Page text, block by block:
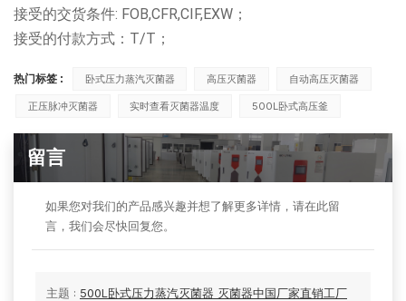
接受的交货条件: FOB,CFR,CIF,EXW；
接受的付款方式：T/T；
热门标签 : 卧式压力蒸汽灭菌器 高压灭菌器 自动高压灭菌器
正压脉冲灭菌器 实时查看灭菌器温度 500L卧式高压釜
留言
如果您对我们的产品感兴趣并想了解更多详情，请在此留
言，我们会尽快回复您。
主题 : 500L卧式压力蒸汽灭菌器 灭菌器中国厂家直销工厂